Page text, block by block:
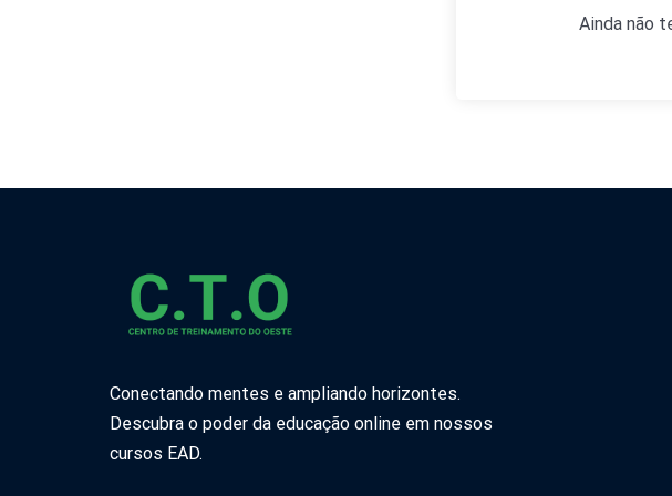
Ainda não
Conectando mentes e ampliando horizontes.
Descubra o poder da educação online em nossos
cursos EAD.